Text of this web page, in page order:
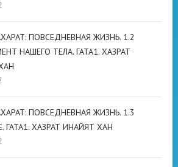
ПОВСЕДНЕВНАЯ ЖИЗНЬ. 1.2
НАШЕГО ТЕЛА. ГАТА1. ХАЗРАТ
ПОВСЕДНЕВНАЯ ЖИЗНЬ. 1.3
ГАТА1. ХАЗРАТ ИНАЙЯТ ХАН